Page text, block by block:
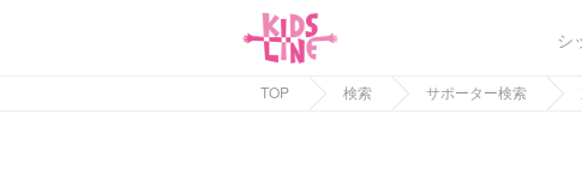
シ
TOP 検索 サポーター検索